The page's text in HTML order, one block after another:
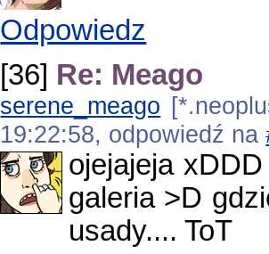
Odpowiedz
[36] Re: Meago
serene_meago
19:22:58, odpowiedź na
ojejajeja
galeria >D
usady.... ToT